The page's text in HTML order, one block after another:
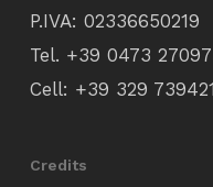
P.IVA: 02336650219
Tel. +39 0473
Cell: +39 329
Credits